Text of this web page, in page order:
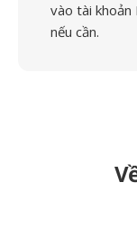
vào tài
nếu cần.